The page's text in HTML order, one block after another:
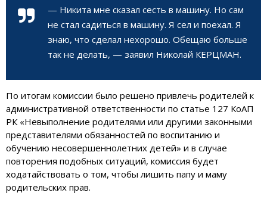
— Никита мне сказал сесть в машину. Но сам
не стал садиться в машину. Я сел и поехал. Я
знаю, что сделал нехорошо. Обещаю больше
так не делать, — заявил Николай КЕРЦМАН.
По итогам комиссии было решено привлечь родителей к
административной ответственности по статье 127 КоАП
РК «Невыполнение родителями или другими законными
представителями обязанностей по воспитанию и
обучению несовершеннолетних детей» и в случае
повторения подобных ситуаций, комиссия будет
ходатайствовать о том, чтобы лишить папу и маму
родительских прав.